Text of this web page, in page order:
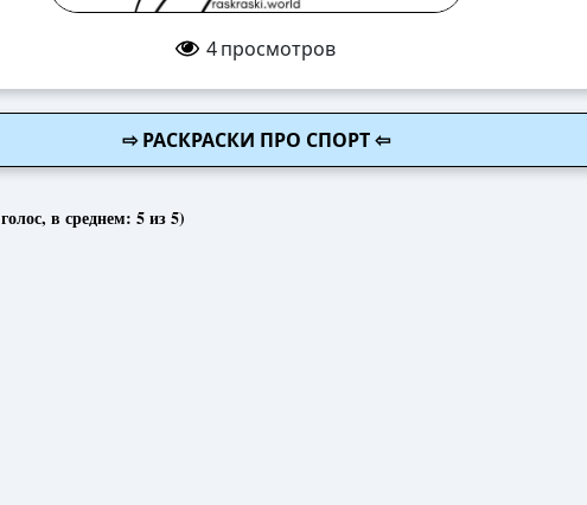
4просмотров
⇨ РАСКРАСКИ ПРО СПОРТ ⇦
голос, в среднем: 5из 5)